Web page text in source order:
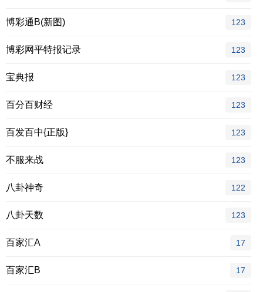
博彩通B(新图) 123
博彩网平特报记录 123
宝典报 123
百分百财经 123
百发百中{正版} 123
不服来战 123
八卦神奇 122
八卦天数 123
百家汇A 17
百家汇B 17